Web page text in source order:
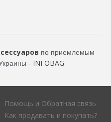
по приемлемым
- INFOBAG
Помощь и Обратная связь
Как продавать и покупать?